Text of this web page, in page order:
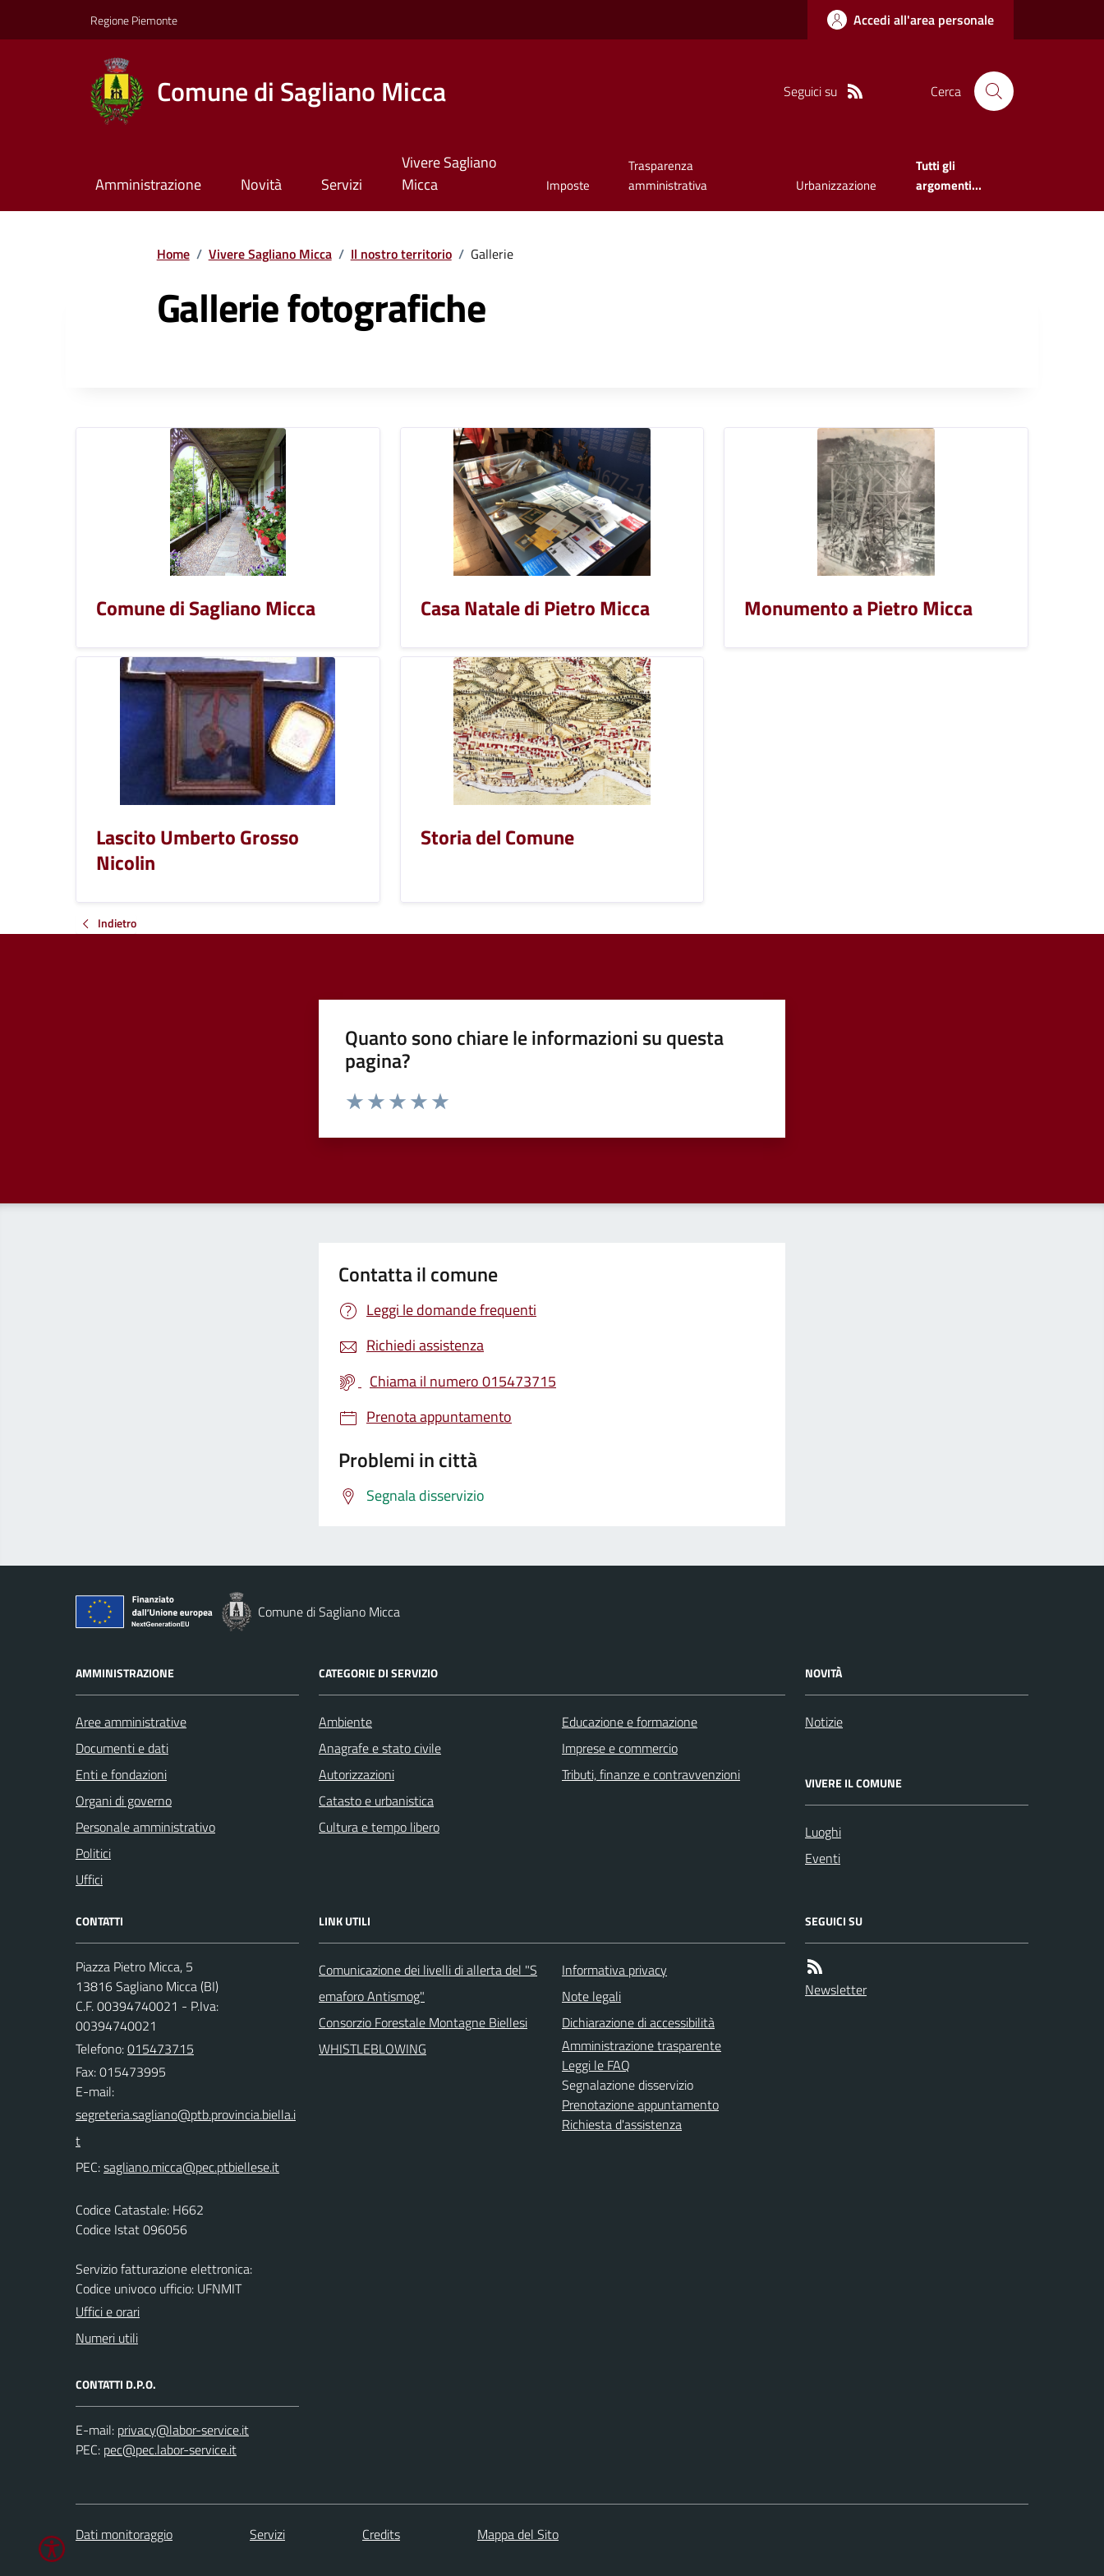
Regione Piemonte Accedi all'area personale
Comune di Sagliano Micca Seguici su Cerca
Amministrazione Novità Servizi
Vivere Sagliano
Micca
Imposte
Trasparenza
amministrativa
Urbanizzazione
Tutti gli
argomenti...
Home / Vivere Sagliano Micca / Il nostro territorio / Gallerie
Gallerie fotografiche
Comune di Sagliano Micca Casa Natale di Pietro Micca Monumento a Pietro Micca
Lascito Umberto Grosso
Nicolin
Storia del Comune
Indietro
Quanto sono chiare le informazioni su questa
pagina?
Valuta da 1 a 5 stelle la pagina
Contatta il comune
Leggi le domande frequenti
Richiedi assistenza
Chiama il numero 015473715
Prenota appuntamento
Problemi in città
Segnala disservizio
Comune di Sagliano Micca
AMMINISTRAZIONE
Aree amministrative
Documenti e dati
Enti e fondazioni
Organi di governo
Personale amministrativo
Politici
Uffici
CATEGORIE DI SERVIZIO
Ambiente
Anagrafe e stato civile
Autorizzazioni
Catasto e urbanistica
Cultura e tempo libero
Educazione e formazione
Imprese e commercio
Tributi, finanze e contravvenzioni
NOVITÀ
Notizie
VIVERE IL COMUNE
Luoghi
Eventi
CONTATTI
Piazza Pietro Micca, 5
13816 Sagliano Micca (BI)
C.F. 00394740021 - P.Iva:
00394740021
Telefono:015473715
Fax: 015473995
E-mail:
PEC:
Codice Catastale: H662
Codice Istat 096056
Servizio fatturazione elettronica:
Codice univoco ufficio: UFNMIT
Uffici e orari
Numeri utili
CONTATTI D.P.O.
E-mail:
PEC:
LINK UTILI
Comunicazione dei livelli di allerta del "S
emaforo Antismog"
Consorzio Forestale Montagne Biellesi
WHISTLEBLOWING
Informativa privacy
Note legali
Dichiarazione di accessibilità
Amministrazione trasparente
Leggi le FAQ
Segnalazione disservizio
Prenotazione appuntamento
Richiesta d'assistenza
SEGUICI SU
Newsletter
Dati monitoraggio Servizi Credits Mappa del Sito